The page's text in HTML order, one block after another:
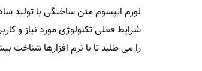
لورم ایپسوم متن ساختگی با تولید
شرایط فعلی تکنولوژی مورد نیاز و
را می طلبد تا با نرم افزارها شناخت